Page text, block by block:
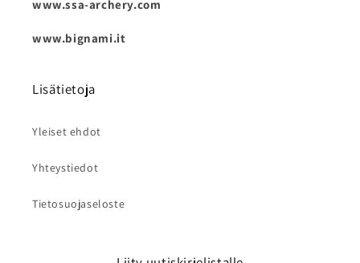
www.ssa-archery.com
www.bignami.it
Lisätietoja
Yleiset ehdot
Yhteystiedot
Tietosuojaseloste